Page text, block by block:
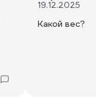
19.12.2025
Какой вес?